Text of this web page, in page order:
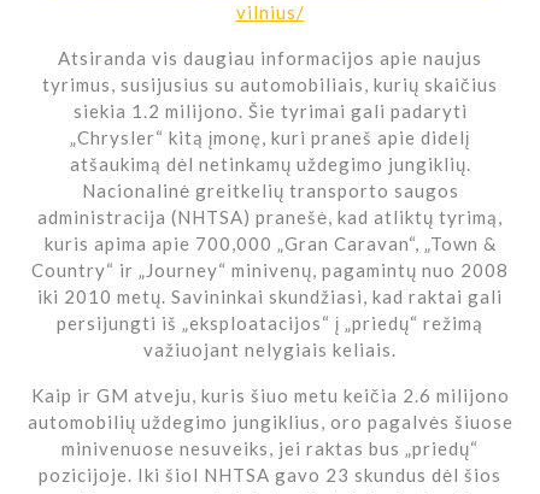
vilnius/
Atsiranda vis daugiau informacijos apie naujus
tyrimus, susijusius su automobiliais, kurių skaičius
siekia 1.2 milijono. Šie tyrimai gali padaryti
„Chrysler“ kitą įmonę, kuri praneš apie didelį
atšaukimą dėl netinkamų uždegimo jungiklių.
Nacionalinė greitkelių transporto saugos
administracija (NHTSA) pranešė, kad atliktų tyrimą,
kuris apima apie 700,000 „Gran Caravan“, „Town &
Country“ ir „Journey“ minivenų, pagamintų nuo 2008
iki 2010 metų. Savininkai skundžiasi, kad raktai gali
persijungti iš „eksploatacijos“ į „priedų“ režimą
važiuojant nelygiais keliais.
Kaip ir GM atveju, kuris šiuo metu keičia 2.6 milijono
automobilių uždegimo jungiklius, oro pagalvės šiuose
minivenuose nesuveiks, jei raktas bus „priedų“
pozicijoje. Iki šiol NHTSA gavo 23 skundus dėl šios